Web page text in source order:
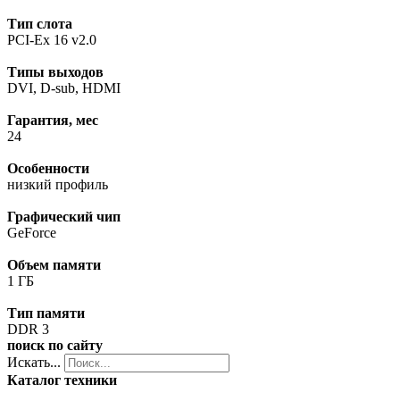
Тип слота
PCI-Ex 16 v2.0
Типы выходов
DVI, D-sub, HDMI
Гарантия, мес
24
Особенности
низкий профиль
Графический чип
GeForce
Объем памяти
1 ГБ
Тип памяти
DDR 3
поиск по сайту
Искать...
Каталог техники